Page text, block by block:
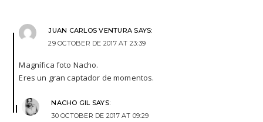
JUAN CARLOS VENTURA SAYS:
29 OCTOBER DE 2017 AT 23:39
Magnífica foto Nacho.
Eres un gran captador de momentos.
NACHO GIL SAYS:
30 OCTOBER DE 2017 AT 09:29